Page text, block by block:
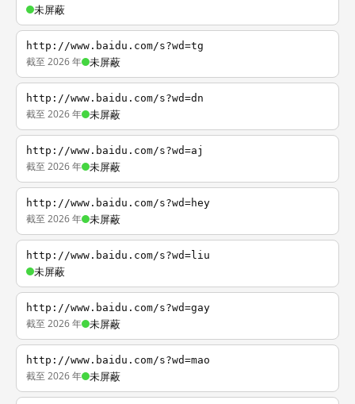
未屏蔽
http://www.baidu.com/s?wd=tg
截至 2026 年 未屏蔽
http://www.baidu.com/s?wd=dn
截至 2026 年 未屏蔽
http://www.baidu.com/s?wd=aj
截至 2026 年 未屏蔽
http://www.baidu.com/s?wd=hey
截至 2026 年 未屏蔽
http://www.baidu.com/s?wd=liu
未屏蔽
http://www.baidu.com/s?wd=gay
截至 2026 年 未屏蔽
http://www.baidu.com/s?wd=mao
截至 2026 年 未屏蔽